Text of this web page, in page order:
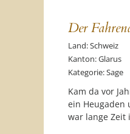
Der
Land: Schweiz
Kanton: Glarus
Kategorie: Sage
Kam da vor
ein Heugaden
war lange Zeit